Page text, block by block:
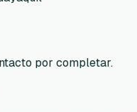
por completar.